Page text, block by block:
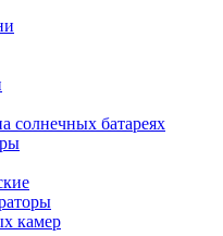
солнечных батареях
камер